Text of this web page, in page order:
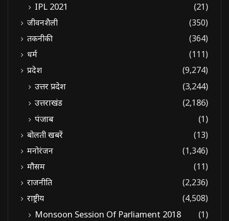
IPL 2021 (21)
जीवनशैली
(350)
तकनीकी
(364)
धर्म
(111)
प्रदेश
(9,274)
उत्तर प्रदेश
(3,244)
उत्तराखंड
(2,186)
पंजाब
(1)
बोलती खबरें
(13)
मनोरंजन
(1,346)
मौसम
(11)
राजनीति
(2,236)
राष्ट्रीय
(4,508)
Monsoon Session Of Parliament 2018
(1)